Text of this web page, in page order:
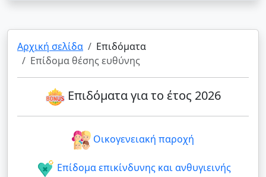
Αρχική σελίδα
Επιδόματα
Επίδομα θέσης ευθύνης
Επιδόματα για το έτος 2026
Οικογενειακή παροχή
Επίδομα επικίνδυνης και ανθυγιεινής